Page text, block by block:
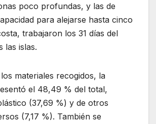
poco profundas, y las de
para alejarse hasta cinco
trabajaron los 31 días del
las islas.
materiales recogidos, la
el 48,49 % del total,
(37,69 %) y de otros
(7,17 %). También se